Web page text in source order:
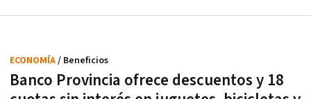
Banco Provincia ofrece descuentos y 18
ECONOMÍA/ Beneficios